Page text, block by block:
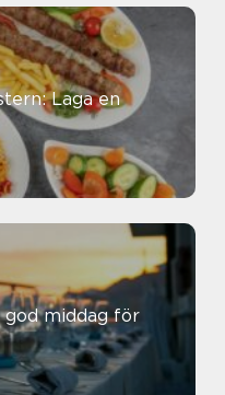
Laga en
god middag för